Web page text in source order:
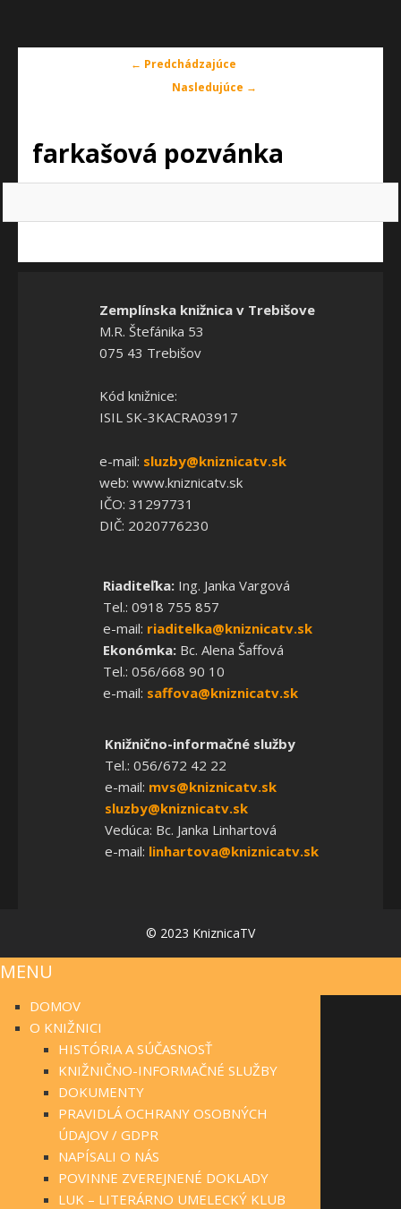
Navigácia
← Predchádzajúce
Nasledujúce →
farkašová pozvánka
Zemplínska knižnica v Trebišove
M.R. Štefánika 53
075 43 Trebišov
Kód knižnice:
ISIL SK-3KACRA03917
e-mail: sluzby@kniznicatv.sk
web: www.kniznicatv.sk
IČO: 31297731
DIČ: 2020776230
Riaditeľka:Ing. Janka Vargová
Tel.: 0918 755 857
e-mail: riaditelka@kniznicatv.sk
Ekonómka:Bc. Alena Šaffová
Tel.: 056/668 90 10
e-mail: saffova@kniznicatv.sk
Knižnično-informačné služby
Tel.: 056/672 42 22
e-mail: mvs@kniznicatv.sk
sluzby@kniznicatv.sk
Vedúca: Bc. Janka Linhartová
e-mail: linhartova@kniznicatv.sk
© 2023 KniznicaTV
MENU
DOMOV
O KNIŽNICI
HISTÓRIA A SÚČASNOSŤ
KNIŽNIČNO-INFORMAČNÉ SLUŽBY
DOKUMENTY
PRAVIDLÁ OCHRANY OSOBNÝCH
ÚDAJOV / GDPR
NAPÍSALI O NÁS
POVINNE ZVEREJNENÉ DOKLADY
LUK – LITERÁRNO UMELECKÝ KLUB